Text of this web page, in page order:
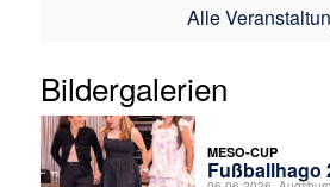
Alle
Bildergalerien
MESO-CUP
Fußballhago